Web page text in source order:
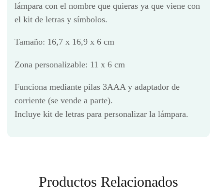
lámpara con el nombre que quieras ya que viene con
el kit de letras y símbolos.
Tamaño: 16,7 x 16,9 x 6 cm
Zona personalizable: 11 x 6 cm
Funciona mediante pilas 3AAA y adaptador de
corriente (se vende a parte).
Incluye kit de letras para personalizar la lámpara.
Productos Relacionados